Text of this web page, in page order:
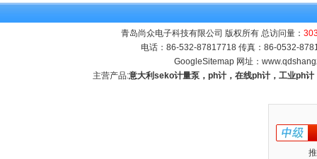
青岛尚众电子科技有限公司 版权所有 总访问量：
电话：86-532-87817718 传真：86-0532-
GoogleSitemap 网址：
主营产品:意大利seko计量泵，ph计，在线ph计，工业ph